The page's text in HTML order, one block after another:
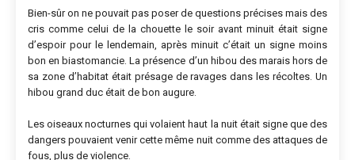
Bien-sûr on ne pouvait pas poser de questions précises mais des
cris comme celui de la chouette le soir avant minuit était signe
d’espoir pour le lendemain, après minuit c’était un signe moins
bon en biastomancie. La présence d’un hibou des marais hors de
sa zone d’habitat était présage de ravages dans les récoltes. Un
hibou grand duc était de bon augure.
Les oiseaux nocturnes qui volaient haut la nuit était signe que des
dangers pouvaient venir cette même nuit comme des attaques de
fous, plus de violence.